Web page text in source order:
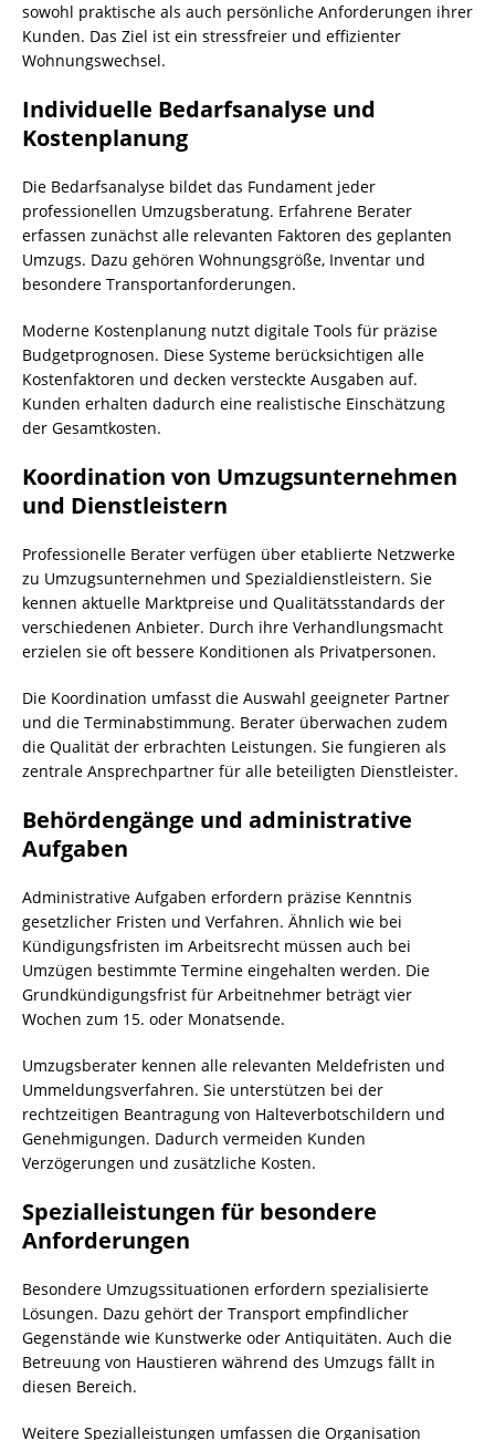
sowohl praktische als auch persönliche Anforderungen ihrer
Kunden. Das Ziel ist ein stressfreier und effizienter
Wohnungswechsel.
Individuelle Bedarfsanalyse und
Kostenplanung
Die Bedarfsanalyse bildet das Fundament jeder
professionellen Umzugsberatung. Erfahrene Berater
erfassen zunächst alle relevanten Faktoren des geplanten
Umzugs. Dazu gehören Wohnungsgröße, Inventar und
besondere Transportanforderungen.
Moderne Kostenplanung nutzt digitale Tools für präzise
Budgetprognosen. Diese Systeme berücksichtigen alle
Kostenfaktoren und decken versteckte Ausgaben auf.
Kunden erhalten dadurch eine realistische Einschätzung
der Gesamtkosten.
Koordination von Umzugsunternehmen
und Dienstleistern
Professionelle Berater verfügen über etablierte Netzwerke
zu Umzugsunternehmen und Spezialdienstleistern. Sie
kennen aktuelle Marktpreise und Qualitätsstandards der
verschiedenen Anbieter. Durch ihre Verhandlungsmacht
erzielen sie oft bessere Konditionen als Privatpersonen.
Die Koordination umfasst die Auswahl geeigneter Partner
und die Terminabstimmung. Berater überwachen zudem
die Qualität der erbrachten Leistungen. Sie fungieren als
zentrale Ansprechpartner für alle beteiligten Dienstleister.
Behördengänge und administrative
Aufgaben
Administrative Aufgaben erfordern präzise Kenntnis
gesetzlicher Fristen und Verfahren. Ähnlich wie bei
Kündigungsfristen im Arbeitsrecht müssen auch bei
Umzügen bestimmte Termine eingehalten werden. Die
Grundkündigungsfrist für Arbeitnehmer beträgt vier
Wochen zum 15. oder Monatsende.
Umzugsberater kennen alle relevanten Meldefristen und
Ummeldungsverfahren. Sie unterstützen bei der
rechtzeitigen Beantragung von Halteverbotschildern und
Genehmigungen. Dadurch vermeiden Kunden
Verzögerungen und zusätzliche Kosten.
Spezialleistungen für besondere
Anforderungen
Besondere Umzugssituationen erfordern spezialisierte
Lösungen. Dazu gehört der Transport empfindlicher
Gegenstände wie Kunstwerke oder Antiquitäten. Auch die
Betreuung von Haustieren während des Umzugs fällt in
diesen Bereich.
Weitere Spezialleistungen umfassen die Organisation